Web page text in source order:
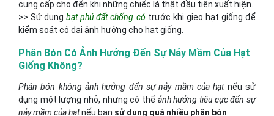
cung cấp cho đến khi những chiếc lá thật đầu tiên xuất hiện.
>> Sử dụngbạt phủ đất chống cỏ trước khi gieo hạt giống để
kiểm soát cỏ dại ảnh hưởng cho hạt giống.
Phân Bón Có Ảnh Hưởng Đến Sự Nảy Mầm Của Hạt
Giống Không?
Phân bón không ảnh hưởng đến sự nảy mầm của hạtnếu sử
dụng một lượng nhỏ, nhưng có thể ảnh hưởng tiêu cực đến sự
nảy mầm của hạtnếu bạn sử dụng quá nhiều phân bón.